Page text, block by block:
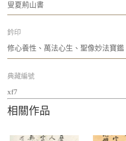
叟夏荊山書
鈐印
修心養性、萬法心生、聖像妙法寶
典藏編號
xf7
相關作品